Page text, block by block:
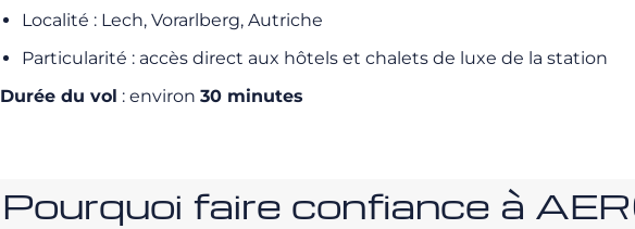
Localité : Lech, Vorarlberg, Autriche
Particularité : accès direct aux hôtels et chalets de luxe de la station
Durée du vol : environ 30 minutes
Pourquoi faire confiance à